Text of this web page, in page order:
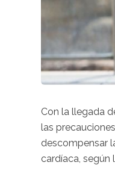
Con la llegada
las
descompensar
cardíaca, según